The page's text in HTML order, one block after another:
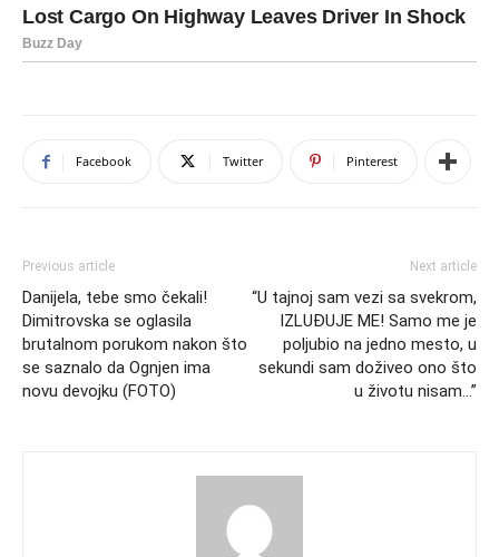
Facebook Twitter Pinterest
Previous article
Danijela, tebe smo čekali!
Dimitrovska se oglasila
brutalnom porukom nakon što
se saznalo da Ognjen ima
novu devojku (FOTO)
Next article
“U tajnoj sam vezi sa svekrom,
IZLUĐUJE ME! Samo me je
poljubio na jedno mesto, u
sekundi sam doživeo ono što
u životu nisam…”